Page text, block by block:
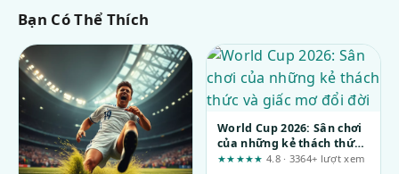
Bạn Có Thể Thích
World Cup 2026: Sân chơi
của những kẻ thách thức
và giấc mơ đổi đời
★★★★★ 4.8 · 3364+ lượt xem